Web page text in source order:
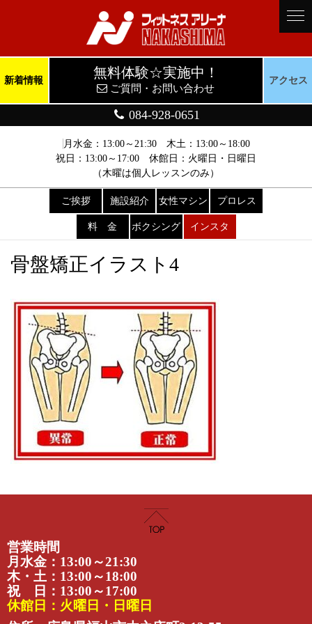
月水金：13:00～21:30 木土：13:00～18:00
祝日：13:00～17:00 休館日：火曜日・日曜日
（木曜は個人レッスンのみ）
084-928-0651
新着情報
無料体験☆実施中！
ご質問・お問い合わせ
アクセス
ご挨拶 施設紹介 女性マシン プロレス
料 金 ボクシング インスタ
骨盤矯正イラスト4
営業時間
月水金：13:00～21:30
木・土：13:00～18:00
祝 日：13:00～17:00
休館日：火曜日・日曜日